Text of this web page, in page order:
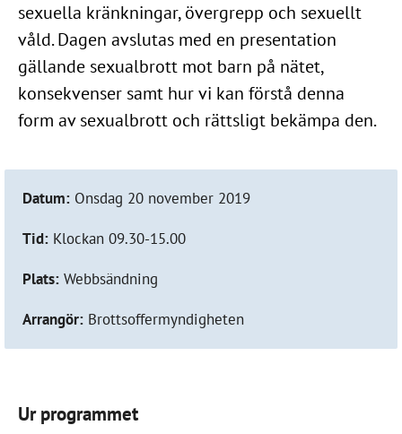
sexuella kränkningar, övergrepp och sexuellt
våld. Dagen avslutas med en presentation
gällande sexualbrott mot barn på nätet,
konsekvenser samt hur vi kan förstå denna
form av sexualbrott och rättsligt bekämpa den.
Datum: Onsdag 20 november 2019
Tid: Klockan 09.30-15.00
Plats: Webbsändning
Arrangör: Brottsoffermyndigheten
Ur programmet